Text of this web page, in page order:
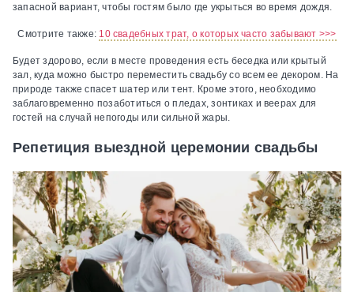
запасной вариант, чтобы гостям было где укрыться во время дождя.
Смотрите также: 10 свадебных трат, о которых часто забывают >>>
Будет здорово, если в месте проведения есть беседка или крытый
зал, куда можно быстро переместить свадьбу со всем ее декором. На
природе также спасет шатер или тент. Кроме этого, необходимо
заблаговременно позаботиться о пледах, зонтиках и веерах для
гостей на случай непогоды или сильной жары.
Репетиция выездной церемонии свадьбы